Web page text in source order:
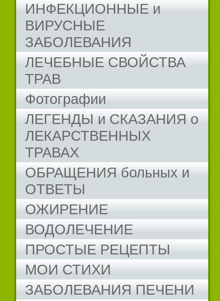
ИНФЕКЦИОННЫЕ и
ВИРУСНЫЕ
ЗАБОЛЕВАНИЯ
ЛЕЧЕБНЫЕ СВОЙСТВА
ТРАВ
Фотографии
ЛЕГЕНДЫ и СКАЗАНИЯ о
ЛЕКАРСТВЕННЫХ
ТРАВАХ
ОБРАЩЕНИЯ больных и
ОТВЕТЫ
ОЖИРЕНИЕ
ВОДОЛЕЧЕНИЕ
ПРОСТЫЕ РЕЦЕПТЫ
МОИ СТИХИ
ЗАБОЛЕВАНИЯ ПЕЧЕНИ